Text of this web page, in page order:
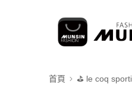
首頁 ⛳️ le coq